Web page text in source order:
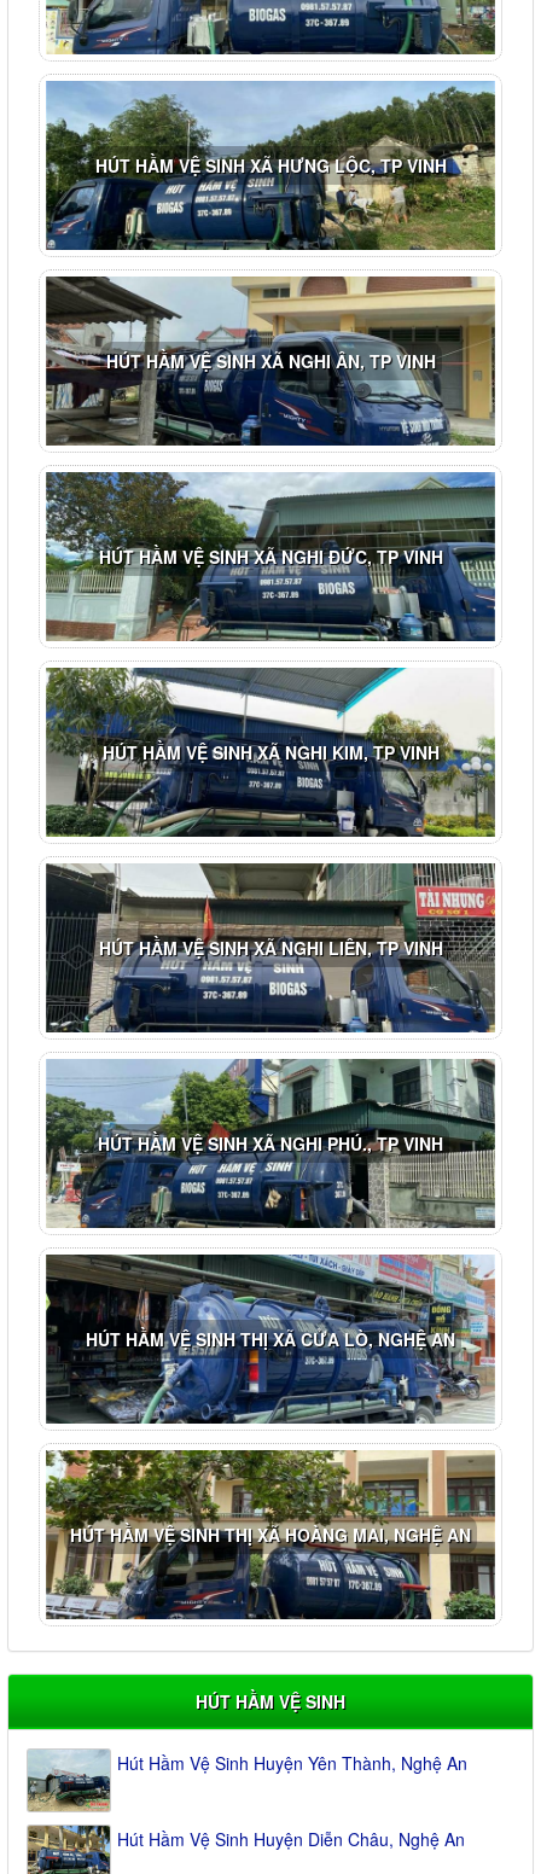
HÚT HẦM VỆ SINH XÃ HƯNG LỘC, TP VINH
HÚT HẦM VỆ SINH XÃ NGHI ÂN, TP VINH
HÚT HẦM VỆ SINH XÃ NGHI ĐỨC, TP VINH
HÚT HẦM VỆ SINH XÃ NGHI KIM, TP VINH
HÚT HẦM VỆ SINH XÃ NGHI LIÊN, TP VINH
HÚT HẦM VỆ SINH XÃ NGHI PHÚ., TP VINH
HÚT HẦM VỆ SINH THỊ XÃ CỬA LÒ, NGHỆ AN
HÚT HẦM VỆ SINH THỊ XÃ HOÀNG MAI, NGHỆ AN
HÚT HẦM VỆ SINH
Hút Hầm Vệ Sinh Huyện Yên Thành, Nghệ An
Hút Hầm Vệ Sinh Huyện Diễn Châu, Nghệ An